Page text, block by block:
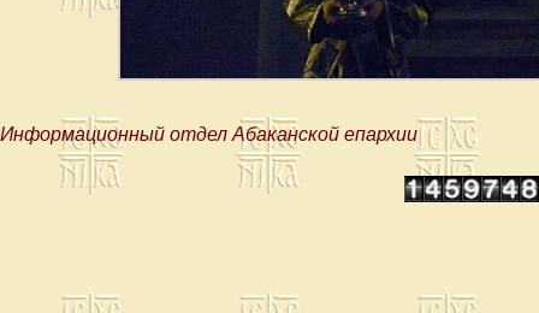
Информационный отдел Абаканской епархии